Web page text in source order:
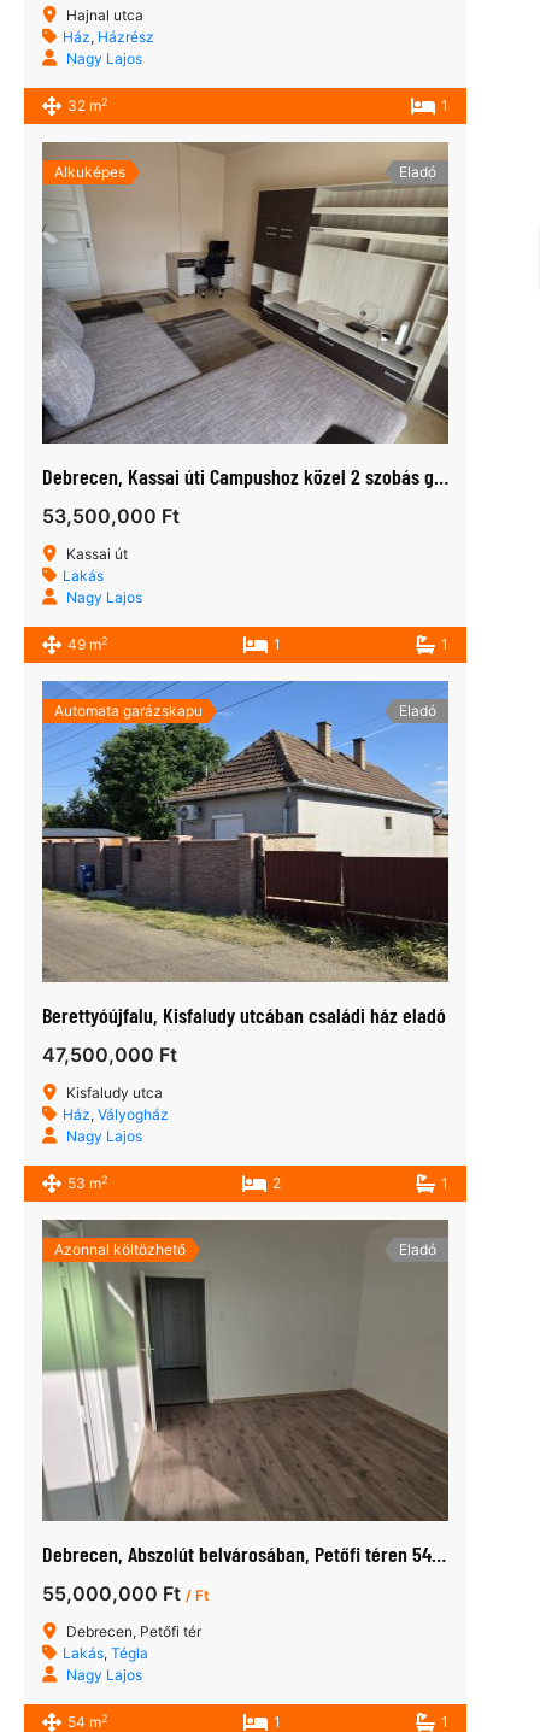
Hajnal utca
Ház, Házrész
Nagy Lajos
32 m2 1
Alkuképes Eladó
Debrecen, Kassai úti Campushoz közel 2 szobás gázfűtéses lakás eladó.
53,500,000 Ft
Kassai út
Lakás
Nagy Lajos
49 m2 1 1
Automata garázskapu Eladó
Berettyóújfalu, Kisfaludy utcában családi ház eladó
47,500,000 Ft
Kisfaludy utca
Ház, Vályogház
Nagy Lajos
53 m2 2 1
Azonnal költözhető Eladó
Debrecen, Abszolút belvárosában, Petőfi téren 54 nm lakás eladó
55,000,000 Ft / Ft
Debrecen, Petőfi tér
Lakás, Tégla
Nagy Lajos
54 m2 1 1